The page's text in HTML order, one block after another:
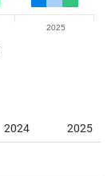
2025
2024
2025